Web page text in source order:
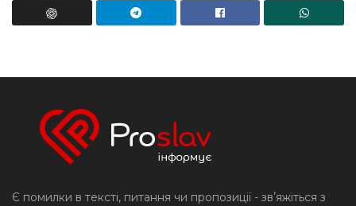
Є помилки в тексті, питання чи пропозиції - звʼяжіться з